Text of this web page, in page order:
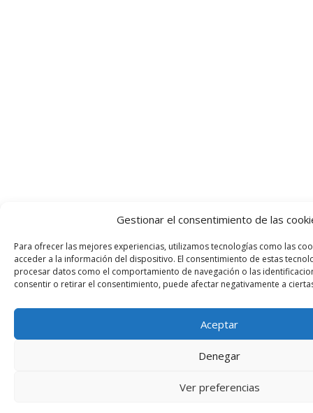
Gestionar el consentimiento de las
Para ofrecer las mejores experiencias, utilizamos tecnologías como las
acceder a la información del dispositivo. El consentimiento de estas
procesar datos como el comportamiento de navegación o las
consentir o retirar el consentimiento, puede afectar negativamente a
Aceptar
Denegar
Ver preferencias